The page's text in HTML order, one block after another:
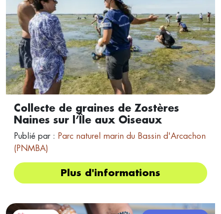
Collecte de graines de Zostères
Naines sur l’Île aux Oiseaux
Publié par : Parc naturel marin du Bassin d'Arcachon
(PNMBA)
Plus d'informations